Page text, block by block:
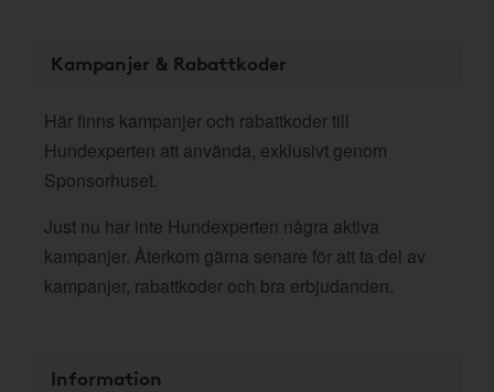
Kampanjer & Rabattkoder
Här finns kampanjer och rabattkoder till
Hundexperten att använda, exklusivt genom
Sponsorhuset.
Just nu har inte Hundexperten några aktiva
kampanjer. Återkom gärna senare för att ta del av
kampanjer, rabattkoder och bra erbjudanden.
Information